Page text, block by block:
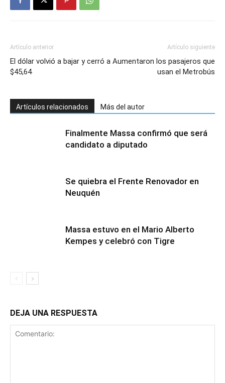
Artículo anterior
El dólar volvió a bajar y cerró a
$45,64
Artículo siguiente
Aumentaron los pasajeros que
usan el Metrobús
Artículos relacionados Más del autor
Finalmente Massa confirmó que será
candidato a diputado
Se quiebra el Frente Renovador en
Neuquén
Massa estuvo en el Mario Alberto
Kempes y celebró con Tigre
DEJA UNA RESPUESTA